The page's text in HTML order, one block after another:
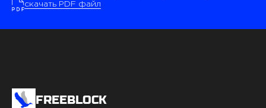
скачать PDF файл
FREEBLOCK